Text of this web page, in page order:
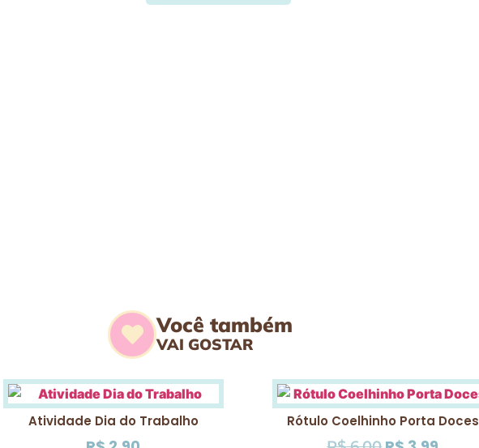
Você também
VAI GOSTAR
Atividade Dia do Trabalho Rótulo Coelhinho Porta Doces